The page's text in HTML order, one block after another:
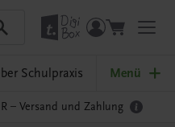
Schulpraxis Menü
– Versand und Zahlung